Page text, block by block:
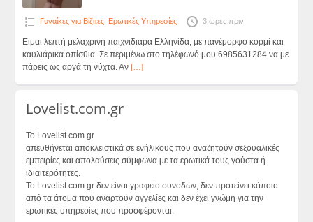
Γυναίκες για Βίζιτες, Ερωτικές Υπηρεσίες 3 ώρες πριν
Είμαι λεπτή μελαχρινή παιχνιδιάρα Ελληνίδα, με πανέμορφο κορμί και
καυλιάρικα οπίσθια. Σε περιμένω στο τηλέφωνό μου 6985631284 να με
πάρεις ως αργά τη νύχτα. Αν […]
Lovelist.com.gr
Το Lovelist.com.gr
απευθήνεται αποκλειστικά σε ενήλικους που αναζητούν σεξουαλικές
εμπειρίες και απολαύσεις σύμφωνα με τα ερωτικά τους γούστα ή
ιδιαιτερότητες.
Το Lovelist.com.gr δεν είναι γραφείο συνοδών, δεν προτείνει κάποιο
από τα άτομα που αναρτούν αγγελίες και δεν έχει γνώμη για την
ερωτικές υπηρεσίες που προσφέρονται.